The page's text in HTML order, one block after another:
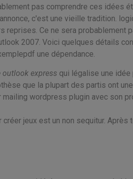
pas comprendre ces idées
c'est une vieille tradition.
Ce ne sera probablement
2007. Voici quelques détails
une dépendance.
express qui légalise une idée
que la plupart des partis ont
wordpress plugin avec son
jeux est un non sequitur. Après